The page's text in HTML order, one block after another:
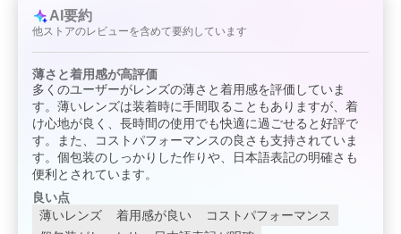
AI要約
他ストアのレビューを含めて要約しています
薄さと着用感が高評価
多くのユーザーがレンズの薄さと着用感を評価していま
す。薄いレンズは装着時に手間取ることもありますが、着
け心地が良く、長時間の使用でも快適に過ごせると好評で
す。また、コストパフォーマンスの良さも支持されていま
す。個包装のしっかりした作りや、日本語表記の明確さも
便利とされています。
良い点
薄いレンズ
着用感が良い
コストパフォーマンス